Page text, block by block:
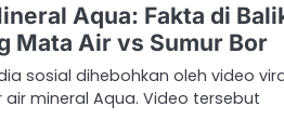
Aqua: Fakta di
Mata Air vs Sumur Bor
sosial dihebohkan oleh video
mineral Aqua. Video tersebut